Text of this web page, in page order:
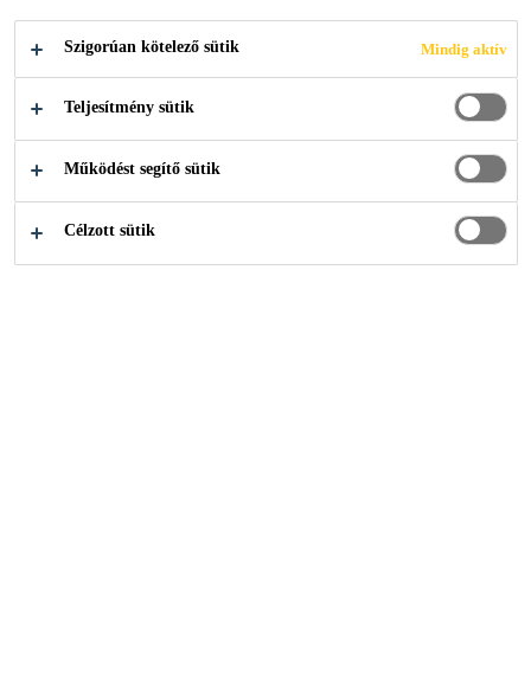
Szigorúan kötelező sütik Mindig aktív
Teljesítmény sütik
Működést segítő sütik
Célzott sütik